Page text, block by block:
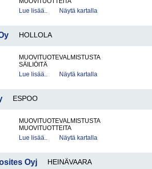
Lue lisää..
Näytä kartalla
HOLLOLA
MUOVITUOTEVALMISTUSTA
SÄILIÖITÄ
Lue lisää..
Näytä kartalla
ESPOO
MUOVITUOTEVALMISTUSTA
MUOVITUOTTEITA
Lue lisää..
Näytä kartalla
Oyj HEINÄVAARA